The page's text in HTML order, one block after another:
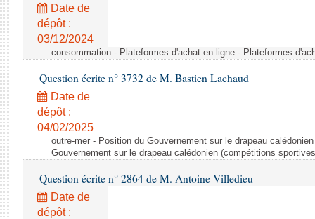
Date de
dépôt :
03/12/2024
consommation - Plateformes d'achat en ligne - Plateformes
Question écrite n° 3732 de M. Bastien Lachaud
Date de
dépôt :
04/02/2025
outre-mer - Position du Gouvernement sur le drapeau
Gouvernement sur le drapeau calédonien (compétitions
Question écrite n° 2864 de M. Antoine Villedieu
Date de
dépôt :